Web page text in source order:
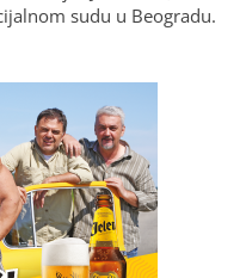
sudu u Beogradu.